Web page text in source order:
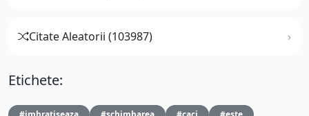
Citate Aleatorii (103987)
Etichete: